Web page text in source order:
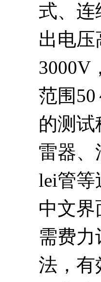
式、连
出电压
3000V
范围
的测
雷器、
lei管等
中文
需费力
法，有